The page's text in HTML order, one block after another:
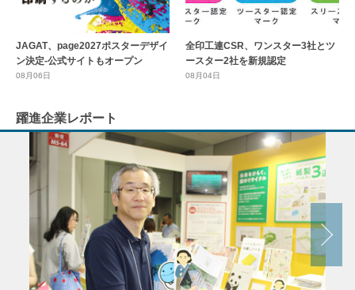
JAGAT、page2027ポスターデザイ
ン決定-公式サイトもオープン
08月06日
全印工連CSR、ワンスター3社とツ
ースター2社を新規認定
08月04日
躍進企業レポート